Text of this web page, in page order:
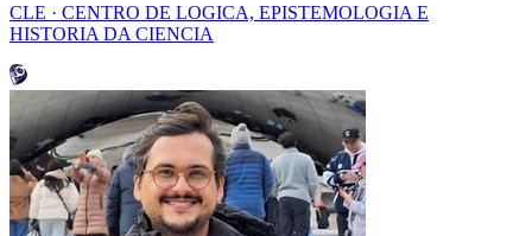
CLE · CENTRO DE LOGICA, EPISTEMOLOGIA E
HISTORIA DA CIENCIA